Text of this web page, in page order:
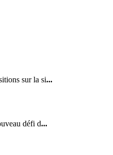
sur la si...
défi d...